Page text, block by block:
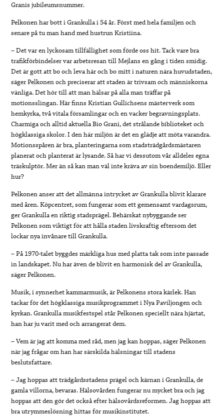
Granis jubileumsnummer.
Pelkonen har bott i Grankulla i 54 år. Först med hela familjen och
senare på tu man hand med hustrun Kristiina.
– Det var en lyckosam tillfällighet som förde oss hit. Tack vare bra
trafikförbindelser var arbetsresan till Mejlans en gång i tiden smidig.
Det är gott att bo och leva här och bo mitt i naturen nära huvudstaden,
säger Pelkonen och preciserar att staden är trivsam och människorna
vänliga. Det hör till att man hälsar på alla man träffar på
motionsslingan. Här finns Kristian Gullichsens mästerverk som
hemkyrka, två vitala församlingar och en vacker begravningsplats.
Charmiga och alltid aktuella Bio Grani, det strålande biblioteket och
högklassiga skolor. I den här miljön är det en glädje att möta varandra.
Motionsspåren är bra, planteringarna som stadsträdgårdsmästaren
planerat och planterat är lysande. Så har vi dessutom vår alldeles egna
träskulptör. Mer än så kan man väl inte kräva av sin boendemiljö. Eller
hur?
Pelkonen anser att det allmänna intrycket av Grankulla blivit klarare
med åren. Köpcentret, som fungerar som ett gemensamt vardagsrum,
ger Grankulla en riktig stadsprägel. Behärskat nybyggande ser
Pelkonen som viktigt för att hålla staden livskraftig eftersom det
lockar nya invånare till Grankulla.
– På 1970-talet byggdes märkliga hus med platta tak som inte passade
in landskapet. Nu har även de blivit en harmonisk del av Grankulla,
säger Pelkonen.
Musik, i synnerhet kammarmusik, är Pelkonens stora kärlek. Han
tackar för det högklassiga musikprogrammet i Nya Paviljongen och
kyrkan. Grankulla musikfestspel står Pelkonen speciellt nära hjärtat,
han har ju varit med och arrangerat dem.
– Vem är jag att komma med råd, men jag kan hoppas, säger Pelkonen
när jag frågar om han har särskilda hälsningar till stadens
beslutsfattare.
– Jag hoppas att trädgårdsstadens prägel och kärnan i Grankulla, de
gamla villorna, bevaras. Hälsovården fungerar nu mycket bra och jag
hoppas att den gör det också efter hälsovårdsreformen. Jag hoppas att
bra utrymmeslösning hittas för musikinstitutet.